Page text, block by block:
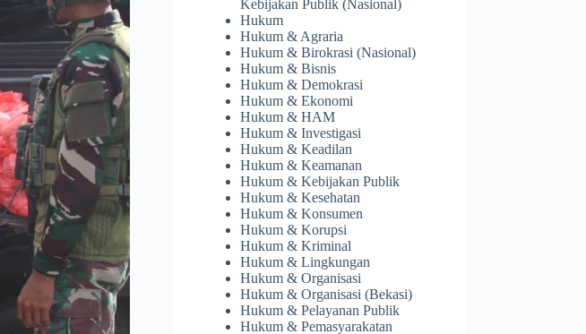
Kebijakan Publik (Nasional)
Hukum
Hukum & Agraria
Hukum & Birokrasi (Nasional)
Hukum & Bisnis
Hukum & Demokrasi
Hukum & Ekonomi
Hukum & HAM
Hukum & Investigasi
Hukum & Keadilan
Hukum & Keamanan
Hukum & Kebijakan Publik
Hukum & Kesehatan
Hukum & Konsumen
Hukum & Korupsi
Hukum & Kriminal
Hukum & Lingkungan
Hukum & Organisasi
Hukum & Organisasi (Bekasi)
Hukum & Pelayanan Publik
Hukum & Pemasyarakatan